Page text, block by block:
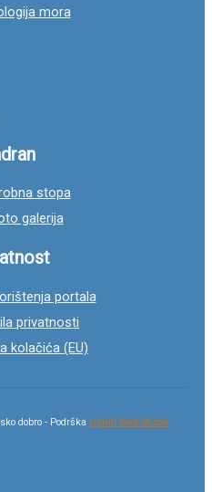
mora
stopa
galerija
portala
privatnosti
kolačića (EU)
dobro - Podrška Uphill Web Studio